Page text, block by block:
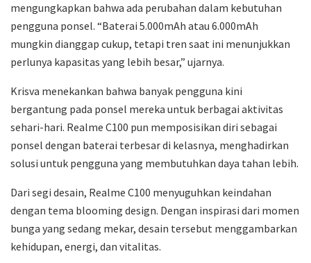
mengungkapkan bahwa ada perubahan dalam kebutuhan
pengguna ponsel. “Baterai 5.000mAh atau 6.000mAh
mungkin dianggap cukup, tetapi tren saat ini menunjukkan
perlunya kapasitas yang lebih besar,” ujarnya.
Krisva menekankan bahwa banyak pengguna kini
bergantung pada ponsel mereka untuk berbagai aktivitas
sehari-hari. Realme C100 pun memposisikan diri sebagai
ponsel dengan baterai terbesar di kelasnya, menghadirkan
solusi untuk pengguna yang membutuhkan daya tahan lebih.
Dari segi desain, Realme C100 menyuguhkan keindahan
dengan tema blooming design. Dengan inspirasi dari momen
bunga yang sedang mekar, desain tersebut menggambarkan
kehidupan, energi, dan vitalitas.